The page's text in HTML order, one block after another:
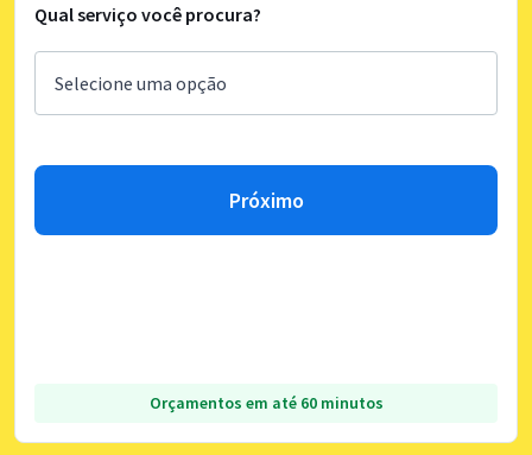
Qual serviço você procura?
Próximo
Orçamentos em até 60 minutos